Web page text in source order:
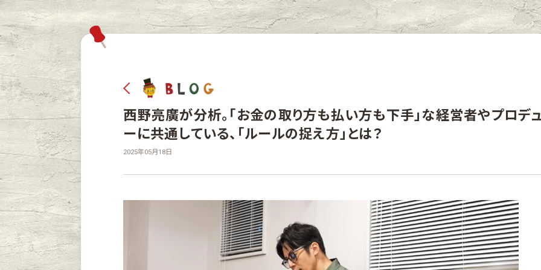
西野亮廣が分析。「お金の取り方も払い方も下手」な経営者やプロデ
ーに共通している、「ルールの捉え方」とは？
2025年05月18日